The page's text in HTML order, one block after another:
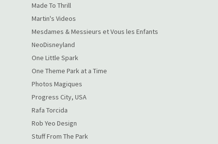
Made To Thrill
Martin's Videos
Mesdames & Messieurs et Vous les Enfants
NeoDisneyland
One Little Spark
One Theme Park at a Time
Photos Magiques
Progress City, USA
Rafa Torcida
Rob Yeo Design
Stuff From The Park